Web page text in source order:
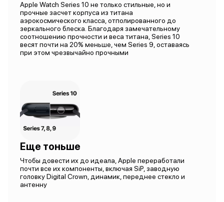
Apple Watch Series 10 не только стильные, но и
прочные засчет корпуса из титана
аэрокосмического класса, отполированного до
зеркального блеска. Благодаря замечательному
соотношению прочности и веса титана, Series 10
весят почти на 20% меньше, чем Series 9, оставаясь
при этом чрезвычайно прочными
Еще тоньше
Чтобы довести их до идеала, Apple переработали
почти все их компоненты, включая SiP, заводную
головку Digital Crown, динамик, переднее стекло и
антенну